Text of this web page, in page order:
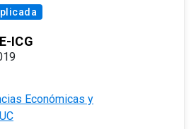
ICG
Económicas y